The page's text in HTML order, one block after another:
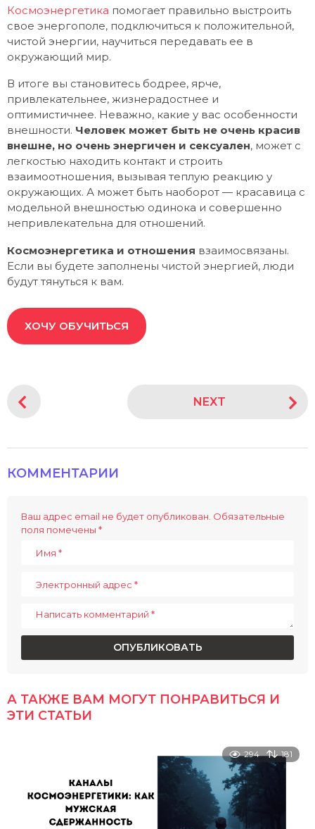
Космоэнергетика помогает правильно выстроить
свое энергополе, подключиться к положительной,
чистой энергии, научиться передавать ее в
окружающий мир.
В итоге вы становитесь бодрее, ярче,
привлекательнее, жизнерадостнее и
оптимистичнее. Неважно, какие у вас особенности
внешности. Человек может быть не очень красив
внешне, но очень энергичен и сексуален, может с
легкостью находить контакт и строить
взаимоотношения, вызывая теплую реакцию у
окружающих. А может быть наоборот — красавица с
модельной внешностью одинока и совершенно
непривлекательна для отношений.
Космоэнергетика и отношения взаимосвязаны.
Если вы будете заполнены чистой энергией, люди
будут тянуться к вам.
ХОЧУ ОБУЧИТЬСЯ
a
NEXT
КОММЕНТАРИИ
Ваш адрес email не будет опубликован. Обязательные
поля помечены *
А ТАКЖЕ ВАМ МОГУТ ПОНРАВИТЬСЯ И
ЭТИ СТАТЬИ
294 181